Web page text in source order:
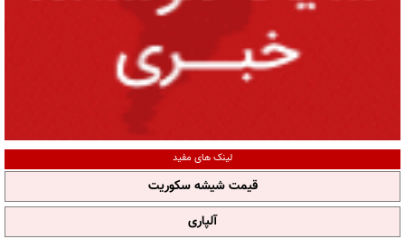
لینک های مفید
قیمت شیشه سکوریت
آلپاری